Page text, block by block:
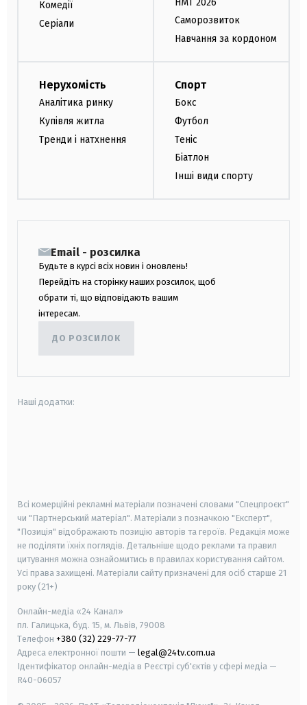
Комедії
Серіали
Саморозвиток
Навчання за кордоном
Нерухомість
Аналітика ринку
Купівля житла
Тренди і натхнення
Спорт
Бокс
Футбол
Теніс
Біатлон
Інші види спорту
Email - розсилка
Будьте в курсі всіх новин і оновлень!
Перейдіть на сторінку наших розсилок, щоб
обрати ті, що відповідають вашим
інтересам.
ДО РОЗСИЛОК
Наші додатки:
Всі комерційні рекламні матеріали позначені словами "Спецпроєкт"
чи "Партнерський матеріал". Матеріали з позначкою "Експерт",
"Позиція" відображають позицію авторів та героїв. Редакція може
не поділяти їхніх поглядів. Детальніше щодо реклами та правил
цитування можна ознайомитись в правилах користування сайтом.
Усі права захищені. Матеріали сайту призначені для осіб старше 21
року (21+)
Онлайн-медіа «24 Канал»
пл. Галицька, буд. 15, м. Львів, 79008
Телефон +380 (32) 229-77-77
Адреса електронної пошти — legal@24tv.com.ua
Ідентифікатор онлайн-медіа в Реєстрі суб'єктів у сфері медіа —
R40-06057